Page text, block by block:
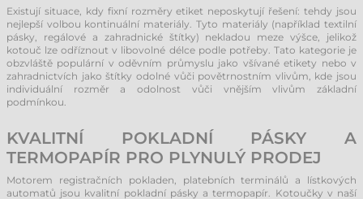
Existují situace, kdy fixní rozměry etiket neposkytují řešení: tehdy jsou
nejlepší volbou kontinuální materiály. Tyto materiály (například textilní
pásky, regálové a zahradnické štítky) nekladou meze výšce, jelikož
kotouč lze odříznout v libovolné délce podle potřeby. Tato kategorie je
obzvláště populární v oděvním průmyslu jako všívané etikety nebo v
zahradnictvích jako štítky odolné vůči povětrnostním vlivům, kde jsou
individuální rozměr a odolnost vůči vnějším vlivům základní
podmínkou.
KVALITNÍ POKLADNÍ PÁSKY A
TERMOPAPÍR PRO PLYNULÝ PRODEJ
Motorem registračních pokladen, platebních terminálů a lístkových
automatů jsou kvalitní pokladní pásky a termopapír. Kotoučky v naší